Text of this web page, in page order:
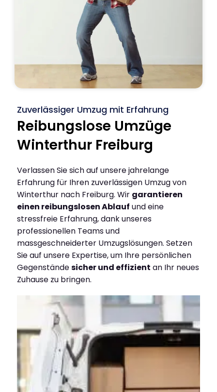
Zuverlässiger Umzug mit Erfahrung
Reibungslose Umzüge
Winterthur Freiburg
Verlassen Sie sich auf unsere jahrelange
Erfahrung für Ihren zuverlässigen Umzug von
Winterthur nach Freiburg. Wir garantieren
einen reibungslosen Ablauf und eine
stressfreie Erfahrung, dank unseres
professionellen Teams und
massgeschneiderter Umzugslösungen. Setzen
Sie auf unsere Expertise, um Ihre persönlichen
Gegenständesicher und effizient an Ihr neues
Zuhause zu bringen.